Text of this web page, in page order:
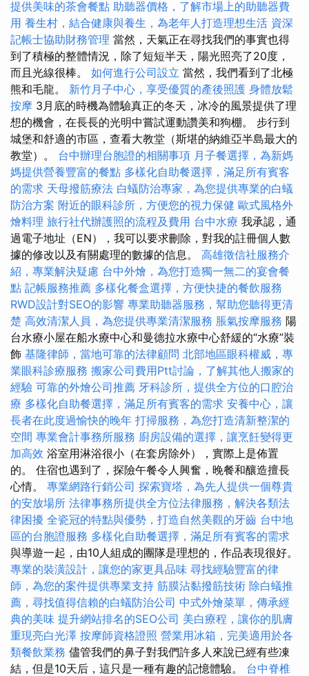
提供美味的茶會餐點 助聽器價格，了解市場上的助聽器費
用 養生村，結合健康與養生，為老年人打造理想生活 資深
記帳士協助財務管理 當然，天氣正在尋找我們的事實也得
到了積極的整體情況，除了短短半天，陽光照亮了20度，
而且光線很棒。 如何進行公司設立 當然，我們看到了北極
熊和毛龍。 新竹月子中心，享受優質的產後照護 身體放鬆
按摩 3月底的時機為體驗真正的冬天，冰冷的風景提供了理
想的機會，在長長的光明中嘗試運動讚美和狗棚。 步行到
城堡和舒適的市區，查看大教堂（斯堪的納維亞半島最大的
教堂）。 台中辦理台胞證的相關事項 月子餐選擇，為新媽
媽提供營養豐富的餐點 多樣化自助餐選擇，滿足所有賓客
的需求 天母撥筋療法 白蟻防治專家，為您提供專業的白蟻
防治方案 附近的眼科診所，方便您的視力保健 歐式風格外
燴料理 旅行社代辦護照的流程及費用 台中水療 我承認，通
過電子地址（EN），我可以要求刪除，對我的註冊個人數
據的修改以及有關處理的數據的信息。 高雄徵信社服務介
紹，專業解決疑慮 台中外燴，為您打造獨一無二的宴會餐
點 記帳服務推薦 多樣化餐盒選擇，方便快捷的餐飲服務
RWD設計對SEO的影響 專業助聽器服務，幫助您聽得更清
楚 高效清潔人員，為您提供專業清潔服務 脹氣按摩服務 陽
台水療小屋在船水療中心和曼德拉水療中心舒緩的“水療”裝
飾 基隆律師，當地可靠的法律顧問 北部地區眼科權威，專
業眼科診療服務 搬家公司費用Ptt討論，了解其他人搬家的
經驗 可靠的外燴公司推薦 牙科診所，提供全方位的口腔治
療 多樣化自助餐選擇，滿足所有賓客的需求 安養中心，讓
長者在此度過愉快的晚年 打掃服務，為您打造清新整潔的
空間 專業會計事務所服務 廚房設備的選擇，讓烹飪變得更
加高效 浴室用淋浴很小（在套房除外），實際上是佈置
的。 住宿也遇到了，探險午餐令人興奮，晚餐和釀造擅長
心情。 專業網路行銷公司 探索寶塔，為先人提供一個尊貴
的安放場所 法律事務所提供全方位法律服務，解決各類法
律困擾 全瓷冠的特點與優勢，打造自然美觀的牙齒 台中地
區的台胞證服務 多樣化自助餐選擇，滿足所有賓客的需求
與導遊一起，由10人組成的團隊是理想的，作品表現很好。
專業的裝潢設計，讓您的家更具品味 尋找經驗豐富的律
師，為您的案件提供專業支持 筋膜沾黏撥筋技術 除白蟻推
薦，尋找值得信賴的白蟻防治公司 中式外燴菜單，傳承經
典的美味 提升網站排名的SEO公司 美白療程，讓你的肌膚
重現亮白光澤 按摩師資格證照 營業用冰箱，完美適用於各
類餐飲業務 儘管我們的鼻子對我們許多人來說已經有些凍
結，但是10天后，這只是一種有趣的記憶體驗。 台中脊椎